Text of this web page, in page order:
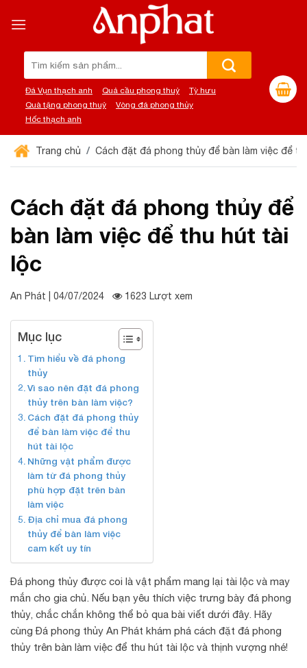
đến
Đá Vụn thạch anh Quả cầu phong thuỷ
Tỳ hưu
Quà tặng phong thuỷ
Vòng đá phong thủy
Hốc thạch anh
Trang chủ Cách đặt đá phong thủy để bàn làm việc để
Cách đặt đá phong thủy để
bàn làm việc để thu hút tài
lộc
An Phát | 04/07/2024 1623 Lượt xem
Mục lục
Tìm hiểu về đá phong
thủy
Vì sao nên đặt đá phong
thủy trên bàn làm việc?
Cách đặt đá phong thủy
để bàn làm việc để thu
hút tài lộc
Những vật phẩm được
làm từ đá phong thủy
phù hợp đặt trên bàn
làm việc
Địa chỉ mua đá phong
thủy để bàn làm việc
cam kết uy tín
Đá phong thủy được coi là vật phẩm mang lại tài lộc và may
mắn cho gia chủ. Nếu bạn yêu thích việc trưng bày đá phong
thủy, chắc chắn không thể bỏ qua bài viết dưới đây. Hãy
cùng Đá phong thủy An Phát khám phá cách đặt đá phong
thủy trên bàn làm việc để thu hút tài lộc và thịnh vượng nhé!